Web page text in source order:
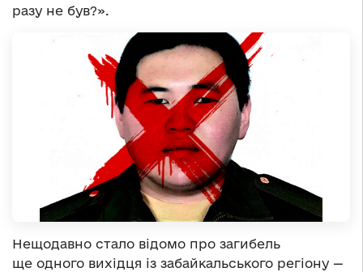
разу не був?».
Нещодавно стало відомо про загибель
ще одного вихідця із забайкальського регіону —